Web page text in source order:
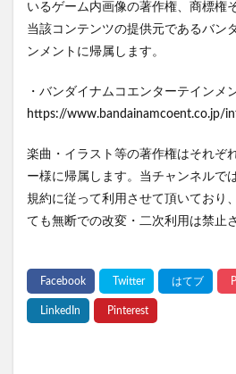
いるゲーム内画像の著作権、商標権
当該コンテンツの提供元であるバン
ンメントに帰属します。
・バンダイナムコエンターテインメ
https://www.bandainamcoent.co.jp/
楽曲・イラスト等の著作権はそれぞ
ー様に帰属します。当チャンネルで
規約に従って利用させて頂いており
ても無断での改変・二次利用は禁止